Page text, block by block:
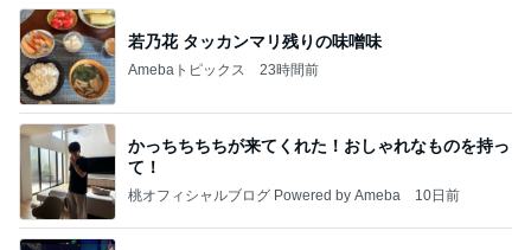
若乃花 タッカンマリ残りの味噌味
Amebaトピックス 23時間前
かっちちちちが来てくれた！おしゃれなものを持っ
て！
桃オフィシャルブログ Powered by Ameba 10日前